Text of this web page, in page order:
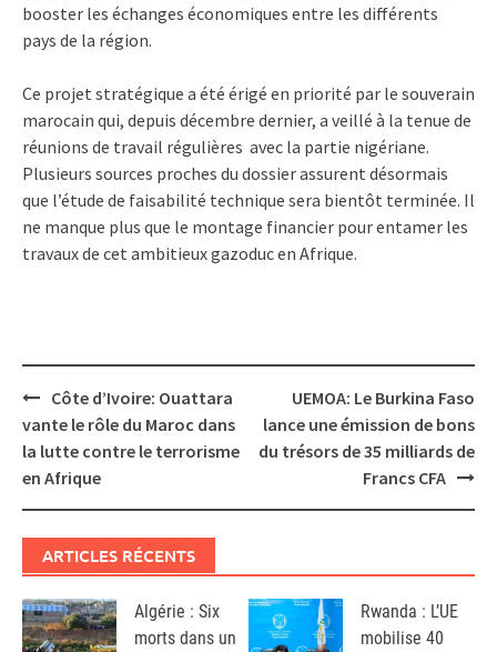
booster les échanges économiques entre les différents
pays de la région.
Ce projet stratégique a été érigé en priorité par le souverain
marocain qui, depuis décembre dernier, a veillé à la tenue de
réunions de travail régulières avec la partie nigériane.
Plusieurs sources proches du dossier assurent désormais
que l’étude de faisabilité technique sera bientôt terminée. Il
ne manque plus que le montage financier pour entamer les
travaux de cet ambitieux gazoduc en Afrique.
Post
navigation
Côte d’Ivoire: Ouattara
vante le rôle du Maroc dans
la lutte contre le terrorisme
en Afrique
UEMOA: Le Burkina Faso
lance une émission de bons
du trésors de 35 milliards de
Francs CFA
ARTICLES RÉCENTS
Algérie : Six
morts dans un
Rwanda : L’UE
mobilise 40